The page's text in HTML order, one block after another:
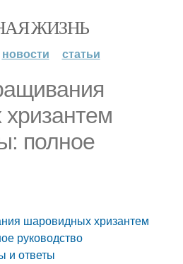
ЖИЗНЬ
новости статьи
полное
шаровидных хризантем
руководство
и ответы